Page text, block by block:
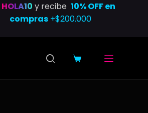
HOLA10 y recibe10% OFF en
compras+$200.000